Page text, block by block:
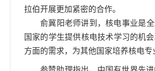
拉伯开展更加紧密的合作。
俞冀阳老师讲到，核电事业是
国家的学生提供核电技术学习的机
方面的需求，为其他国家培养核电专